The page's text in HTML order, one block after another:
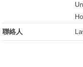
聯絡人